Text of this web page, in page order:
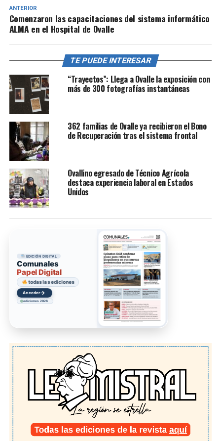
ANTERIOR
Comenzaron las capacitaciones del sistema informático
ALMA en el Hospital de Ovalle
TE PUEDE INTERESAR
“Trayectos”: Llega a Ovalle la exposición con
más de 300 fotografías instantáneas
362 familias de Ovalle ya recibieron el Bono
de Recuperación tras el sistema frontal
Ovallino egresado de Técnico Agrícola
destaca experiencia laboral en Estados
Unidos
EDICIÓN DIGITAL
Comunales
Papel Digital
todas las ediciones
Acceder→
ediciones 2026